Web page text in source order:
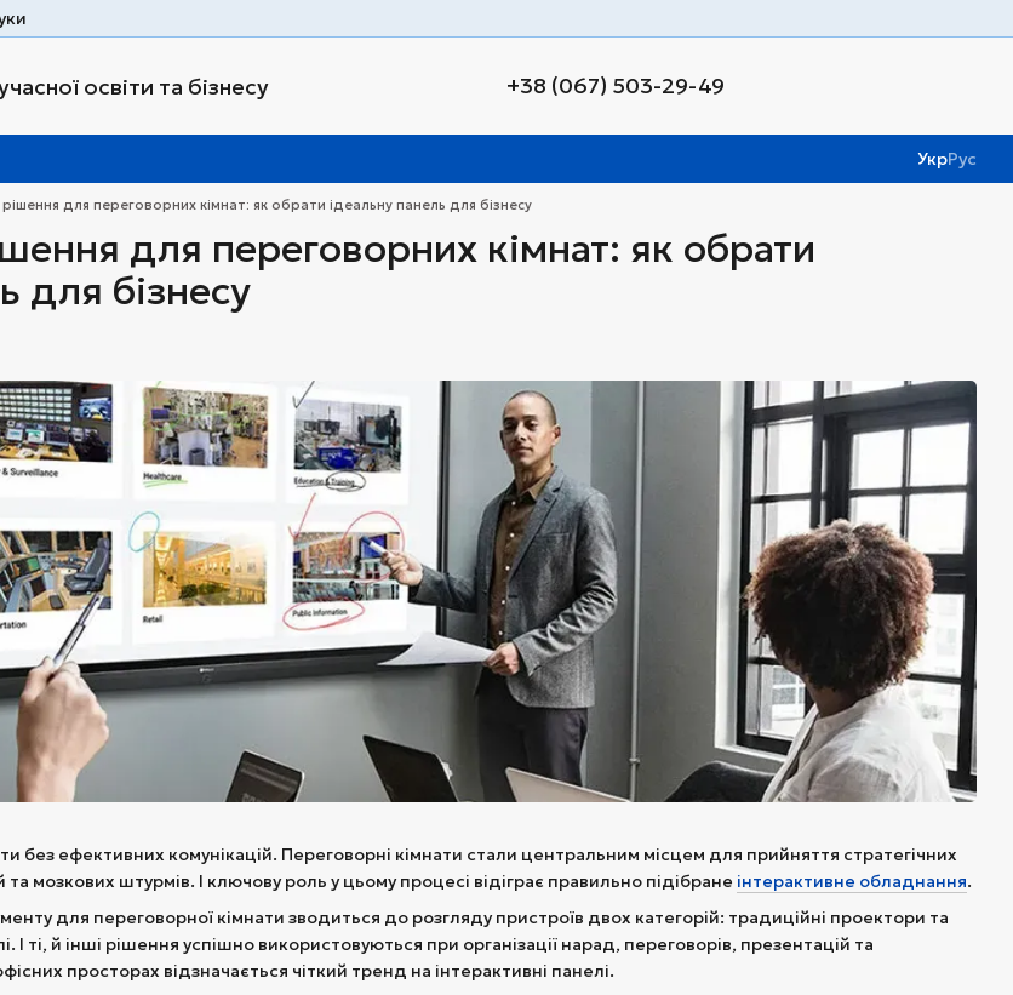
освіти та бізнесу +38 (067) 503-29-49
УкрРус
рішення для переговорних кімнат: як обрати ідеальну панель для бізнесу
для переговорних кімнат: як обрати
для бізнесу
без ефективних комунікацій. Переговорні кімнати стали центральним місцем для прийняття стратегічних
мозкових штурмів. І ключову роль у цьому процесі відіграє правильно підібране інтерактивне обладнання.
для переговорної кімнати зводиться до розгляду пристроїв двох категорій: традиційні проектори та
І ті, й інші рішення успішно використовуються при організації нарад, переговорів, презентацій та
просторах відзначається чіткий тренд на інтерактивні панелі.